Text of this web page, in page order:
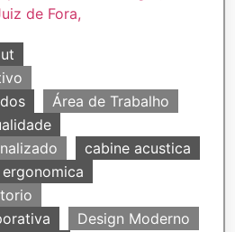
Área de Trabalho
cabine acustica
Design Moderno